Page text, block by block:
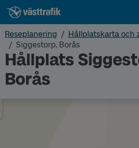
Reseplanering
Hållplatskarta och
Siggestorp, Borås
Hållplats
Borås